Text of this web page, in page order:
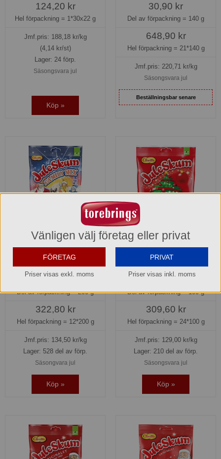
124,20 kr
Hel förpackning = 1*30x22 g
Jmf.pris: 188,18kr/kg
(4,14 kr/st)
Lager: 24 förp.
Säsongsvara jul
Köp »
30,90 kr
Del av förpackning = 140 g
648,90 kr
Hel förpackning = 21*140 g
Jmf.pris: 220,71 kr/kg
Säsongsvara jul
Beställningsbar senare
Juleskum Family Mix påse
Cloetta
26,90 kr
Del av förpackning =200 g
322,80 kr
Hel förpackning = 12*200 g
Jmf.pris: 134,50kr/kg
Lager: 528 del av förp.
Säsongvara jul
Köp »
Juleskum Granar påse
Cloetta
12,90 kr
Del av förpackning =100 g
309,60 kr
Hel förpackning = 24*100 g
Jmf.pris: 129,00kr/kg
Lager: 210 del av förp.
Säsongsvara jul
Köp »
Vänligen välj företag eller privat
FÖRETAG
Priser visas exkl. moms
PRIVAT
Priser visas inkl. moms